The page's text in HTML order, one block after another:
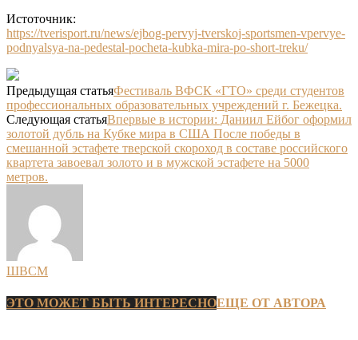
Истоточник:
https://tverisport.ru/news/ejbog-pervyj-tverskoj-sportsmen-vpervye-
podnyalsya-na-pedestal-pocheta-kubka-mira-po-short-treku/
Предыдущая статьяФестиваль ВФСК «ГТО» среди студентов
профессиональных образовательных учреждений г. Бежецка.
Следующая статьяВпервые в истории: Даниил Ейбог оформил
золотой дубль на Кубке мира в США После победы в
смешанной эстафете тверской скороход в составе российского
квартета завоевал золото и в мужской эстафете на 5000
метров.
ШВСМ
ЭТО МОЖЕТ БЫТЬ ИНТЕРЕСНОЕЩЕ ОТ АВТОРА